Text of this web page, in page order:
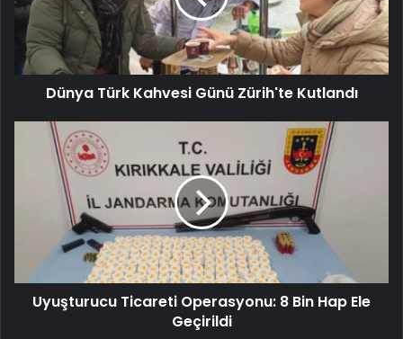
Dünya Türk Kahvesi Günü Zürih'te Kutlandı
Uyuşturucu Ticareti Operasyonu: 8 Bin Hap Ele
Geçirildi